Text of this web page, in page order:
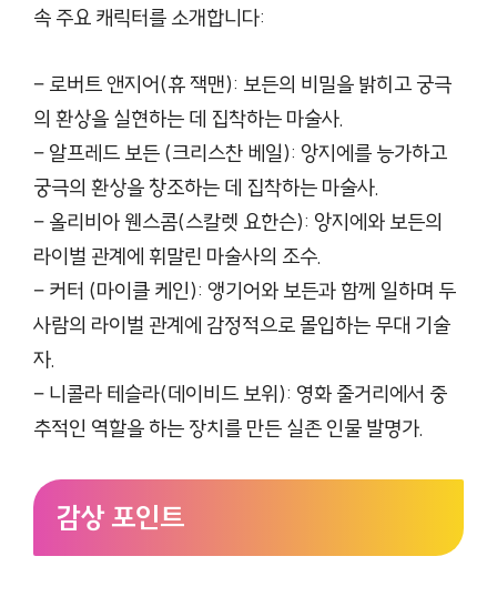
속 주요 캐릭터를 소개합니다:
– 로버트 앤지어(휴 잭맨): 보든의 비밀을 밝히고 궁극
의 환상을 실현하는 데 집착하는 마술사.
– 알프레드 보든 (크리스찬 베일): 앙지에를 능가하고
궁극의 환상을 창조하는 데 집착하는 마술사.
– 올리비아 웬스콤(스칼렛 요한슨): 앙지에와 보든의
라이벌 관계에 휘말린 마술사의 조수.
– 커터 (마이클 케인): 앵기어와 보든과 함께 일하며 두
사람의 라이벌 관계에 감정적으로 몰입하는 무대 기술
자.
– 니콜라 테슬라(데이비드 보위): 영화 줄거리에서 중
추적인 역할을 하는 장치를 만든 실존 인물 발명가.
감상 포인트